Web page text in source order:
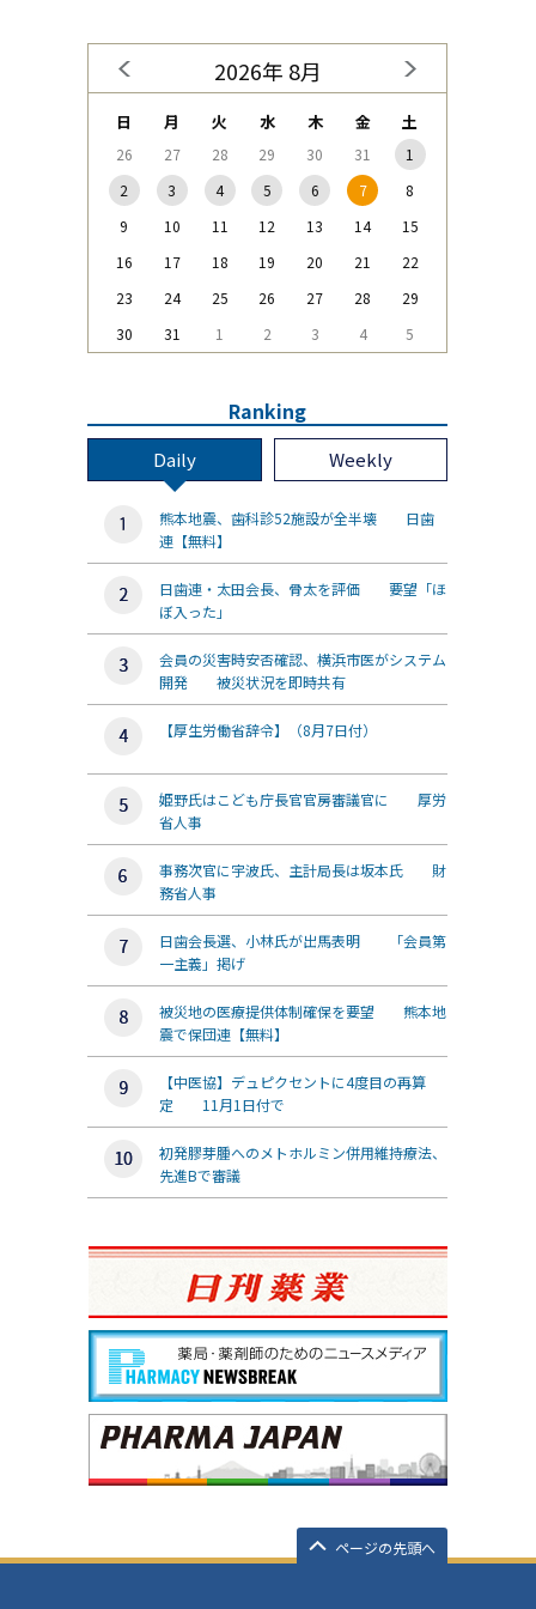
2026年 8月
日 月 火 水 木 金 土
26 27 28 29 30 31
1
2
3 4 5 6 7
8
9
10 11 12 13 14
15
16
17 18 19 20 21
22
23
24 25 26 27 28
29
30
31 1 2 3 4 5
Ranking
Daily Weekly
熊本地震、歯科診52施設が全半壊 日歯
連【無料】
日歯連・太田会長、骨太を評価 要望「ほ
ぼ入った」
会員の災害時安否確認、横浜市医がシステム
開発 被災状況を即時共有
【厚生労働省辞令】（8月7日付）
姫野氏はこども庁長官官房審議官に 厚労
省人事
事務次官に宇波氏、主計局長は坂本氏 財
務省人事
日歯会長選、小林氏が出馬表明 「会員第
一主義」掲げ
被災地の医療提供体制確保を要望 熊本地
震で保団連【無料】
【中医協】デュピクセントに4度目の再算
定 11月1日付で
初発膠芽腫へのメトホルミン併用維持療法、
先進Bで審議
ページの先頭へ